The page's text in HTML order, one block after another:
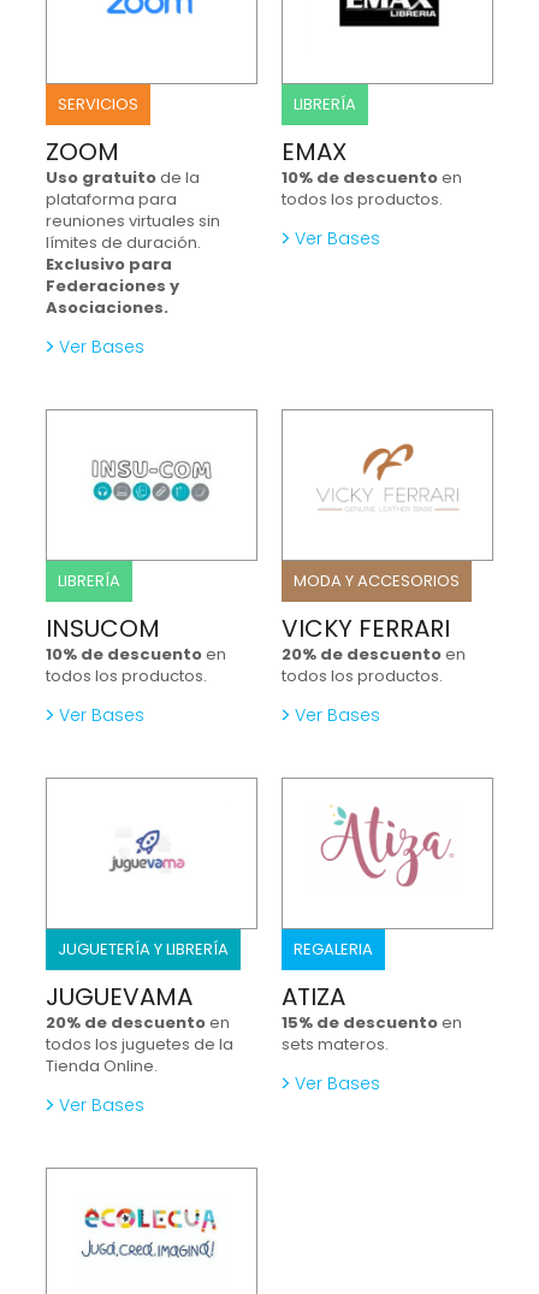
SERVICIOS
ZOOM
Uso gratuitode la
plataforma para
reuniones virtuales sin
límites de duración.
Exclusivo para
Federaciones y
Asociaciones.
Ver Bases
LIBRERÍA
EMAX
10% de descuentoen
todos los productos.
Ver Bases
LIBRERÍA
INSUCOM
10% de descuentoen
todos los productos.
Ver Bases
MODA Y ACCESORIOS
VICKY FERRARI
20% de descuentoen
todos los productos.
Ver Bases
JUGUETERÍA Y LIBRERÍA
JUGUEVAMA
20% de descuentoen
todos los juguetes de la
Tienda Online.
Ver Bases
REGALERIA
ATIZA
15% de descuentoen
sets materos.
Ver Bases